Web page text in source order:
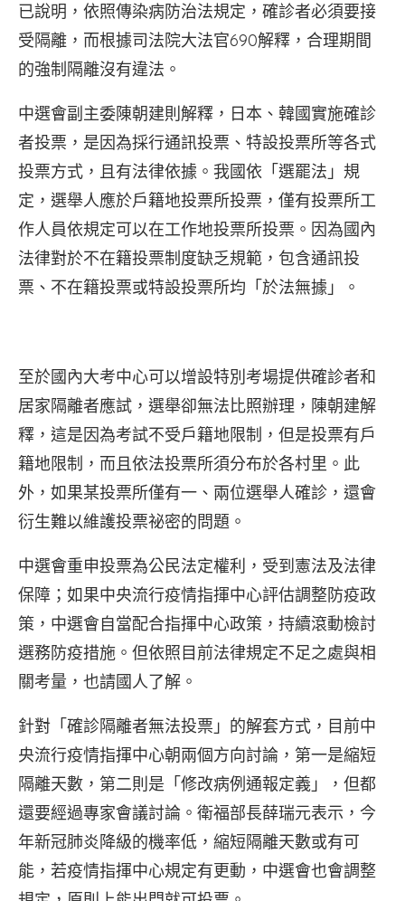
已說明，依照傳染病防治法規定，確診者必須要接
受隔離，而根據司法院大法官690解釋，合理期間
的強制隔離沒有違法。
中選會副主委陳朝建則解釋，日本、韓國實施確診
者投票，是因為採行通訊投票、特設投票所等各式
投票方式，且有法律依據。我國依「選罷法」規
定，選舉人應於戶籍地投票所投票，僅有投票所工
作人員依規定可以在工作地投票所投票。因為國內
法律對於不在籍投票制度缺乏規範，包含通訊投
票、不在籍投票或特設投票所均「於法無據」。
至於國內大考中心可以增設特別考場提供確診者和
居家隔離者應試，選舉卻無法比照辦理，陳朝建解
釋，這是因為考試不受戶籍地限制，但是投票有戶
籍地限制，而且依法投票所須分布於各村里。此
外，如果某投票所僅有一、兩位選舉人確診，還會
衍生難以維護投票祕密的問題。
中選會重申投票為公民法定權利，受到憲法及法律
保障；如果中央流行疫情指揮中心評估調整防疫政
策，中選會自當配合指揮中心政策，持續滾動檢討
選務防疫措施。但依照目前法律規定不足之處與相
關考量，也請國人了解。
針對「確診隔離者無法投票」的解套方式，目前中
央流行疫情指揮中心朝兩個方向討論，第一是縮短
隔離天數，第二則是「修改病例通報定義」，但都
還要經過專家會議討論。衛福部長薛瑞元表示，今
年新冠肺炎降級的機率低，縮短隔離天數或有可
能，若疫情指揮中心規定有更動，中選會也會調整